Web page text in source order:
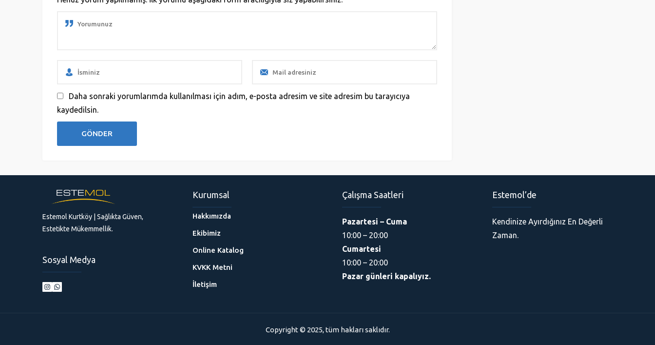
Daha sonraki yorumlarımda kullanılması için adım, e-posta adresim ve site adresim bu tarayıcıya
kaydedilsin.
Estemol Kurtköy | Sağlıkta Güven,
Estetikte Mükemmellik.
Sosyal Medya
Kurumsal
Hakkımızda
Ekibimiz
Online Katalog
KVKK Metni
İletişim
Çalışma Saatleri
Pazartesi – Cuma
10:00 – 20:00
Cumartesi
10:00 – 20:00
Pazar günleri kapalıyız.
Estemol’de
Kendinize Ayırdığınız En Değerli
Zaman.
Copyright © 2025, tüm hakları saklıdır.